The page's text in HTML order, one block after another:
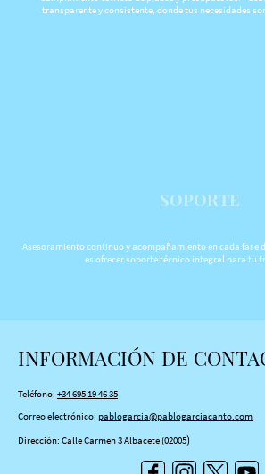
transparente y consistente, donde tus necesidades
SOPORTE
Asesoramiento continuo y acompañamiento en cada fase
es ofrecer soporte técnico integral para tu
INFORMACIÓN DE
Teléfono: +34 695 19 46 35
Correo electrónico: pablogarcia@pablogarciacanto.com
Dirección: Calle Carmen 3 Albacete (02005)